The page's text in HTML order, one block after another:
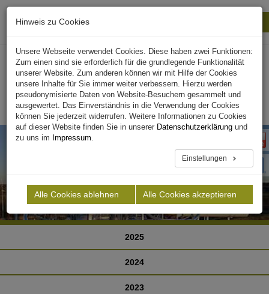
2025
2024
2023
Hinweis zu Cookies
Unsere Webseite verwendet Cookies. Diese haben zwei Funktionen:
Zum einen sind sie erforderlich für die grundlegende Funktionalität
unserer Website. Zum anderen können wir mit Hilfe der Cookies
unsere Inhalte für Sie immer weiter verbessern. Hierzu werden
pseudonymisierte Daten von Website-Besuchern gesammelt und
ausgewertet. Das Einverständnis in die Verwendung der Cookies
können Sie jederzeit widerrufen. Weitere Informationen zu Cookies
auf dieser Website finden Sie in unserer Datenschutzerklärung und
zu uns im Impressum.
Einstellungen
Alle Cookies ablehnen Alle Cookies akzeptieren